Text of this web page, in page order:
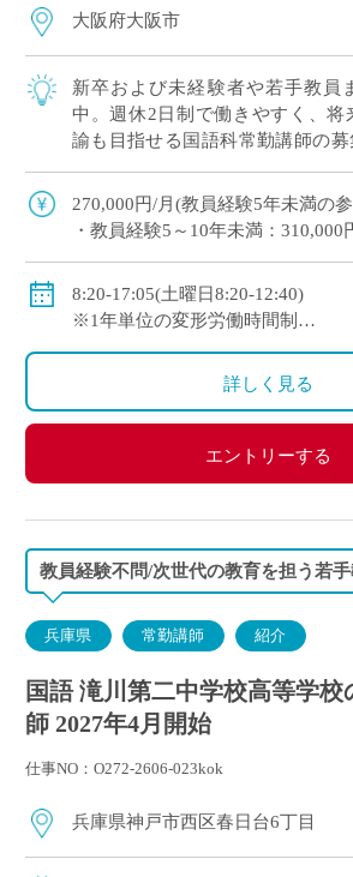
大阪府大阪市
新卒および未経験者や若手教員
中。週休2日制で働きやすく、将
諭も目指せる国語科常勤講師の
迎。教育への意欲を重視した採
[…]
270,000円/月(教員経験5年未満の
・教員経験5～10年未満：310,000
◇手当：各種有
◇賞与：有
8:20-17:05(土曜日8:20-12:40)
※1年単位の変形労働時間制
詳しく見る
エントリーする
教員経験不問/次世代の教育を担う若
兵庫県 常勤講師 紹介
国語 滝川第二中学校高等学校
師 2027年4月開始
仕事NO：O272-2606-023kok
兵庫県神戸市西区春日台6丁目